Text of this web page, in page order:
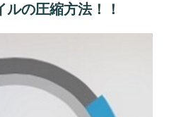
の圧縮方法！！